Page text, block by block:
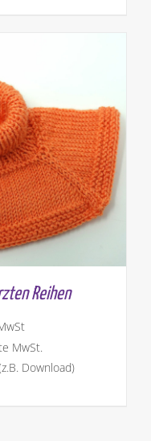
Reihen
MwSt.
Download)